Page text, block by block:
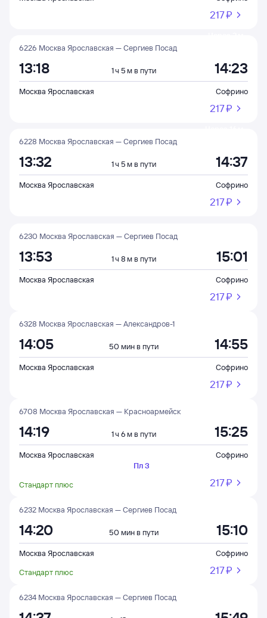
217 ⁠₽
6226 Москва Ярославская — Сергиев Посад
13:18 1 ч 5 м в пути 14:23
Москва Ярославская Софрино
217 ⁠₽
6228 Москва Ярославская — Сергиев Посад
13:32 1 ч 5 м в пути 14:37
Москва Ярославская Софрино
217 ⁠₽
6230 Москва Ярославская — Сергиев Посад
13:53 1 ч 8 м в пути 15:01
Москва Ярославская Софрино
217 ⁠₽
6328 Москва Ярославская — Александров-1
14:05 50 мин в пути 14:55
Москва Ярославская Софрино
217 ⁠₽
6708 Москва Ярославская — Красноармейск
14:19 1 ч 6 м в пути 15:25
Москва Ярославская
Софрино
Пл 3
Стандарт плюс
217 ⁠₽
6232 Москва Ярославская — Сергиев Посад
14:20 50 мин в пути 15:10
Москва Ярославская
Софрино
Стандарт плюс
217 ⁠₽
6234 Москва Ярославская — Сергиев Посад